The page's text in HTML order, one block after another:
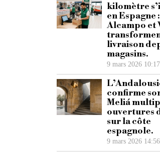
kilomètre
en Espagne :
Alcampo et
livraison
magasins.
9 mars 2026 10:17
confirme
Meliá
ouvertures
sur la côte
espagnole.
9 mars 2026 14:56